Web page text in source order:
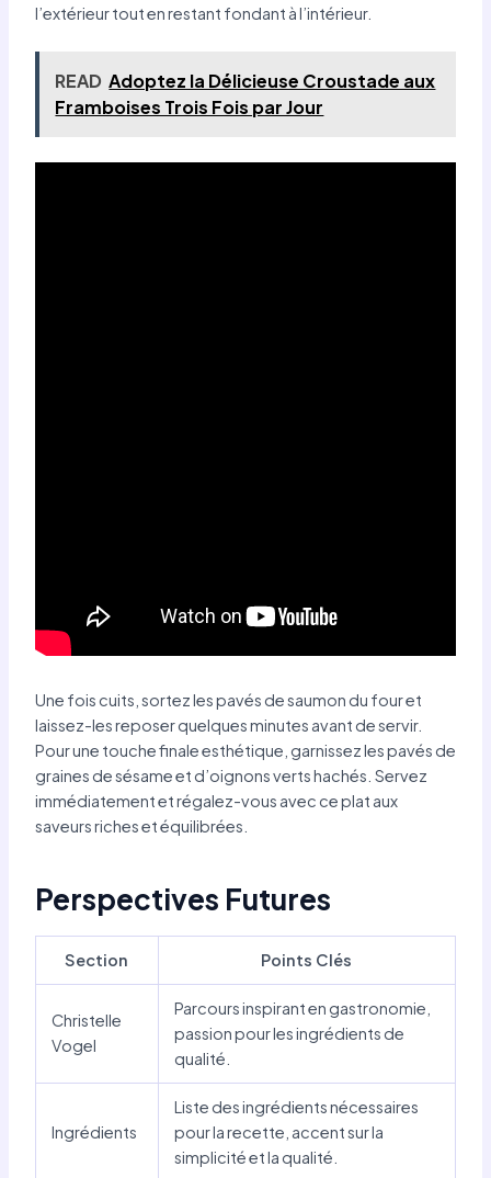
l’extérieur tout en restant fondant à l’intérieur.
READ Adoptez la Délicieuse Croustade aux
Framboises Trois Fois par Jour
Une fois cuits, sortez les pavés de saumon du four et
laissez-les reposer quelques minutes avant de servir.
Pour une touche finale esthétique, garnissez les pavés de
graines de sésame et d’oignons verts hachés. Servez
immédiatement et régalez-vous avec ce plat aux
saveurs riches et équilibrées.
Perspectives Futures
Section Points Clés
Christelle
Vogel
Parcours inspirant en gastronomie,
passion pour les ingrédients de
qualité.
Ingrédients
Liste des ingrédients nécessaires
pour la recette, accent sur la
simplicité et la qualité.